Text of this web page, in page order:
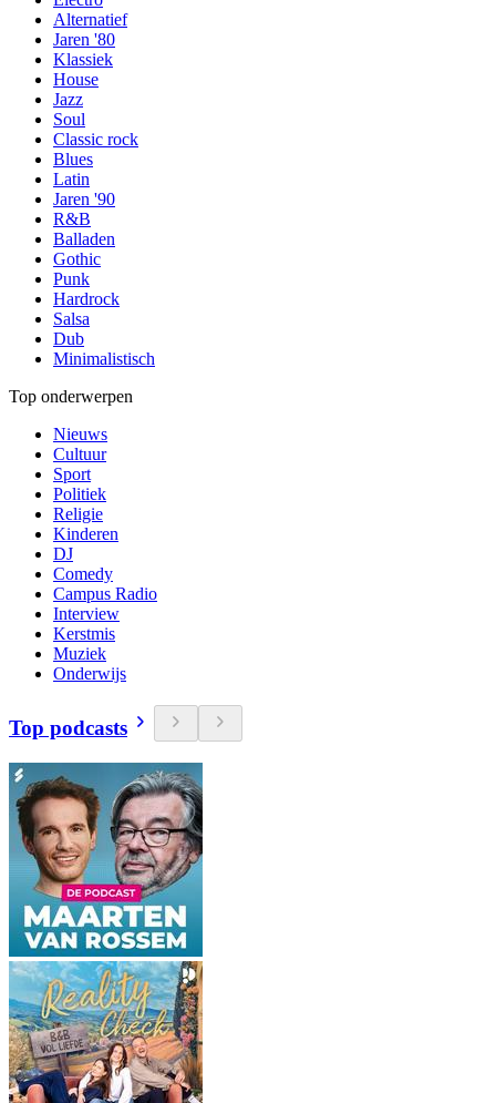
Alternatief
Jaren '80
Klassiek
House
Jazz
Soul
Classic rock
Blues
Latin
Jaren '90
R&B
Balladen
Gothic
Punk
Hardrock
Salsa
Dub
Minimalistisch
Top onderwerpen
Nieuws
Cultuur
Sport
Politiek
Religie
Kinderen
DJ
Comedy
Campus Radio
Interview
Kerstmis
Muziek
Onderwijs
Top podcasts